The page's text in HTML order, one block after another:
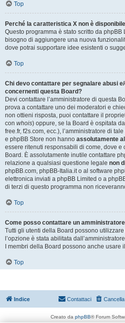
Top
Perché la caratteristica X non è
Questo programma è stato scritto da phpBB
bisogno di aggiungere una nuova
dove potrai supportare idee esistenti o
Top
Chi devo contattare per segnalare abusi
concernenti questa Board?
Devi contattare l’amministratore di questa
prova a contattare uno dei moderatori e
non ottieni risposta, puoi contattare il
con whois) oppure, se la Board è ospitata
free.fr, f2s.com, ecc.), l’amministratore di
e phpBB Store non hanno assolutamente
essere ritenuti responsabili di come, dove e
Board. È assolutamente inutile contattare
relazione a qualsiasi questione legale non
phpBB.com, phpBB-Italia.it o al software
elettronica inviati a phpBB Limited o a
di terzi di questo programma non
Top
Come posso contattare un
Tutti gli utenti della Board possono
l’opzione è stata abilitata
I membri della Board possono anche usare
Top
Indice Contattaci
Creato da phpBB® Forum